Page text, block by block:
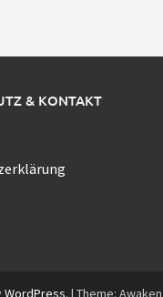
& KONTAKT
WordPress. | Theme: